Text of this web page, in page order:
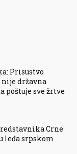
Prisustvo
nije državna
poštuje sve žrtve
Crne
leđa srpskom